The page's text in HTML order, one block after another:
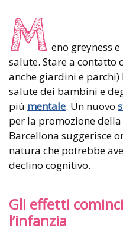
M eno greyness
salute. Stare a contatto
anche giardini e
salute dei bambini e
più mentale. Un nuovo
per la promozione
Barcellona suggerisce
natura che potrebbe
declino cognitivo.
Gli effetti
l’infanzia